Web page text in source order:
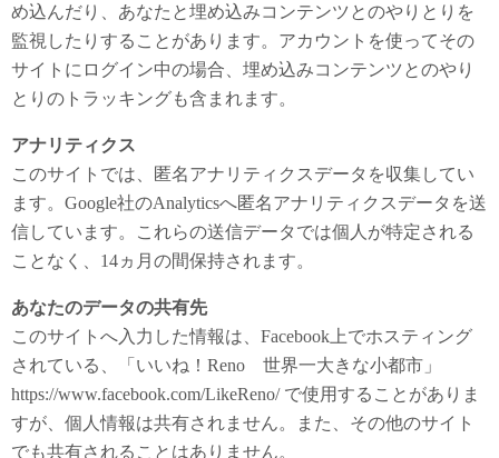
め込んだり、あなたと埋め込みコンテンツとのやりとりを
監視したりすることがあります。アカウントを使ってその
サイトにログイン中の場合、埋め込みコンテンツとのやり
とりのトラッキングも含まれます。
アナリティクス
このサイトでは、匿名アナリティクスデータを収集してい
ます。Google社のAnalyticsへ匿名アナリティクスデータを送
信しています。これらの送信データでは個人が特定される
ことなく、14ヵ月の間保持されます。
あなたのデータの共有先
このサイトへ入力した情報は、Facebook上でホスティング
されている、「いいね！Reno 世界一大きな小都市」
https://www.facebook.com/LikeReno/ で使用することがありま
すが、個人情報は共有されません。また、その他のサイト
でも共有されることはありません。